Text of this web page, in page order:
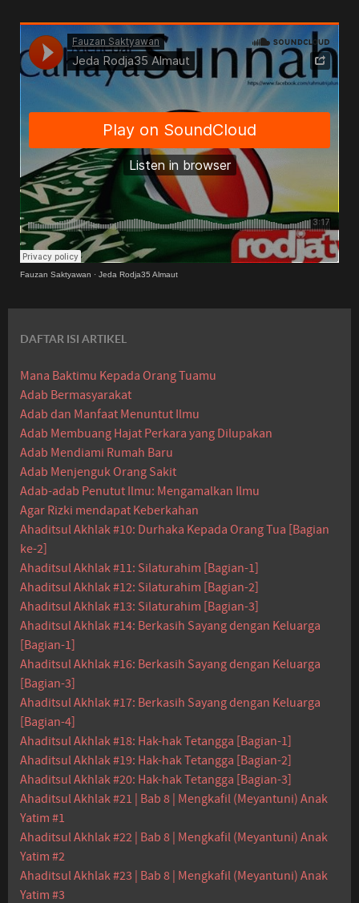
Fauzan Saktyawan · Jeda Rodja35 Almaut
DAFTAR ISI ARTIKEL
Mana Baktimu Kepada Orang Tuamu
Adab Bermasyarakat
Adab dan Manfaat Menuntut Ilmu
Adab Membuang Hajat Perkara yang Dilupakan
Adab Mendiami Rumah Baru
Adab Menjenguk Orang Sakit
Adab-adab Penutut Ilmu: Mengamalkan Ilmu
Agar Rizki mendapat Keberkahan
Ahaditsul Akhlak #10: Durhaka Kepada Orang Tua [Bagian
ke-2]
Ahaditsul Akhlak #11: Silaturahim [Bagian-1]
Ahaditsul Akhlak #12: Silaturahim [Bagian-2]
Ahaditsul Akhlak #13: Silaturahim [Bagian-3]
Ahaditsul Akhlak #14: Berkasih Sayang dengan Keluarga
[Bagian-1]
Ahaditsul Akhlak #16: Berkasih Sayang dengan Keluarga
[Bagian-3]
Ahaditsul Akhlak #17: Berkasih Sayang dengan Keluarga
[Bagian-4]
Ahaditsul Akhlak #18: Hak-hak Tetangga [Bagian-1]
Ahaditsul Akhlak #19: Hak-hak Tetangga [Bagian-2]
Ahaditsul Akhlak #20: Hak-hak Tetangga [Bagian-3]
Ahaditsul Akhlak #21 | Bab 8 | Mengkafil (Meyantuni) Anak
Yatim #1
Ahaditsul Akhlak #22 | Bab 8 | Mengkafil (Meyantuni) Anak
Yatim #2
Ahaditsul Akhlak #23 | Bab 8 | Mengkafil (Meyantuni) Anak
Yatim #3